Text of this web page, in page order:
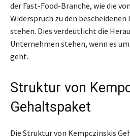
der Fast-Food-Branche, wie die
Widerspruch zu den
stehen. Dies verdeutlicht die
Unternehmen stehen, wenn es
geht.
Struktur von
Gehaltspaket
Die Struktur von Kempczinskis